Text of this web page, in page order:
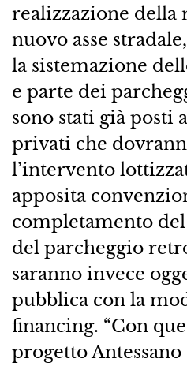
realizzazione della
nuovo asse
la sistemazione
e parte dei
sono stati già posti
privati che
l’intervento
apposita
completamento
del parcheggio
saranno invece
pubblica con la
financing. “Con
progetto